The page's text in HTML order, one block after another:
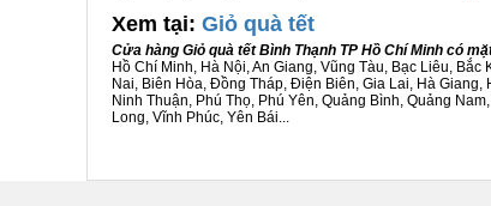
Xem tại: Giỏ quà tết
Cửa hàng Giỏ quà tết Bình Thạnh TP Hồ Chí Minh có
Hồ Chí Minh, Hà Nội, An Giang, Vũng Tàu, Bạc Liêu,
Nai, Biên Hòa, Đồng Tháp, Điện Biên, Gia Lai, Hà
Ninh Thuận, Phú Thọ, Phú Yên, Quảng Bình, Quảng
Long, Vĩnh Phúc, Yên Bái...